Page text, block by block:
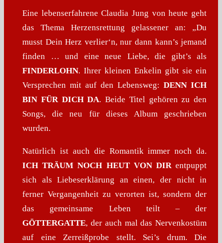
Eine lebenserfahrene Claudia Jung von heute geht
das Thema Herzensrettung gelassener an: „Du
musst Dein Herz verlier‘n, nur dann kann’s jemand
finden … und eine neue Liebe, die gibt’s als
FINDERLOHN. Ihrer kleinen Enkelin gibt sie ein
Versprechen mit auf den Lebensweg:DENN ICH
BIN FÜR DICH DA. Beide Titel gehören zu den
Songs, die neu für dieses Album geschrieben
wurden.
Natürlich ist auch die Romantik immer noch da.
ICH TRÄUM NOCH HEUT VON DIRentpuppt
sich als Liebeserklärung an einen, der nicht in
ferner Vergangenheit zu verorten ist, sondern der
das gemeinsame Leben teilt – der
GÖTTERGATTE, der auch mal das Nervenkostüm
auf eine Zerreißprobe stellt. Sei’s drum. Die